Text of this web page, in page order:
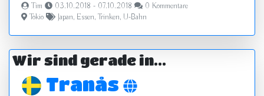
Tim 03.10.2018 - 07.10.2018
0 Kommentare
Tokio
Japan, Essen, Trinken, U-Bahn
Wir sind gerade in...
Tranås